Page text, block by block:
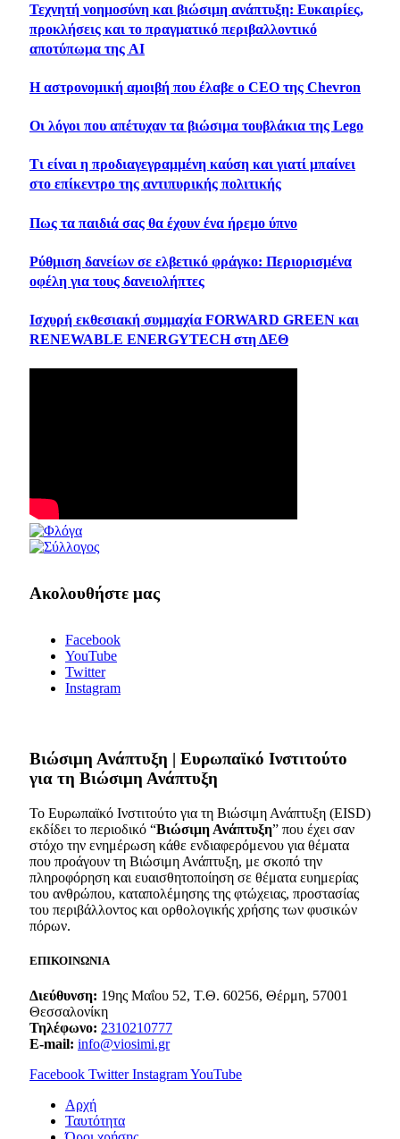
Τεχνητή νοημοσύνη και βιώσιμη ανάπτυξη: Ευκαιρίες,
προκλήσεις και το πραγματικό περιβαλλοντικό
αποτύπωμα της AI
Η αστρονομική αμοιβή που έλαβε ο CEO της Chevron
Οι λόγοι που απέτυχαν τα βιώσιμα τουβλάκια της Lego
Τι είναι η προδιαγεγραμμένη καύση και γιατί μπαίνει
στο επίκεντρο της αντιπυρικής πολιτικής
Πως τα παιδιά σας θα έχουν ένα ήρεμο ύπνο
Ρύθμιση δανείων σε ελβετικό φράγκο: Περιορισμένα
οφέλη για τους δανειολήπτες
Iσχυρή εκθεσιακή συμμαχία FORWARD GREEN και
RENEWABLE ENERGYTECH στη ΔΕΘ
Ακολουθήστε μας
Facebook
YouTube
Twitter
Instagram
Bιώσιμη Ανάπτυξη | Ευρωπαϊκό Ινστιτούτο
για τη Βιώσιμη Ανάπτυξη
Το Ευρωπαϊκό Ινστιτούτο για τη Βιώσιμη Ανάπτυξη (EISD)
εκδίδει το περιοδικό “Βιώσιμη Ανάπτυξη” που έχει σαν
στόχο την ενημέρωση κάθε ενδιαφερόμενου για θέματα
που προάγουν τη Βιώσιμη Ανάπτυξη, με σκοπό την
πληροφόρηση και ευαισθητοποίηση σε θέματα ευημερίας
του ανθρώπου, καταπολέμησης της φτώχειας, προστασίας
του περιβάλλοντος και ορθολογικής χρήσης των φυσικών
πόρων.
ΕΠΙΚΟΙΝΩΝΙΑ
Διεύθυνση: 19ης Μαΐου 52, Τ.Θ. 60256, Θέρμη, 57001
Θεσσαλονίκη
Τηλέφωνο: 2310210777
E-mail: info@viosimi.gr
Facebook Twitter InstagramYouTube
Aρχή
Ταυτότητα